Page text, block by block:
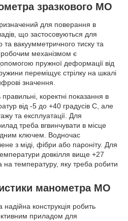
зразкового МО
для поверання в
що застосовуються для
вакуумметричного тиску та
механізмом є
пружної деформації від
переміщує стрілку на шкалі
значення.
коректні показання в
від -5 до +40 градусів С, але
та експлуатації. Для
треба вгвинчувати в місце
ключем. Водночас
з міді, фібри або пароніту. Для
довкілля вище +27
на температуру, яку треба робити
манометра МО
конструкція робить
приладом для